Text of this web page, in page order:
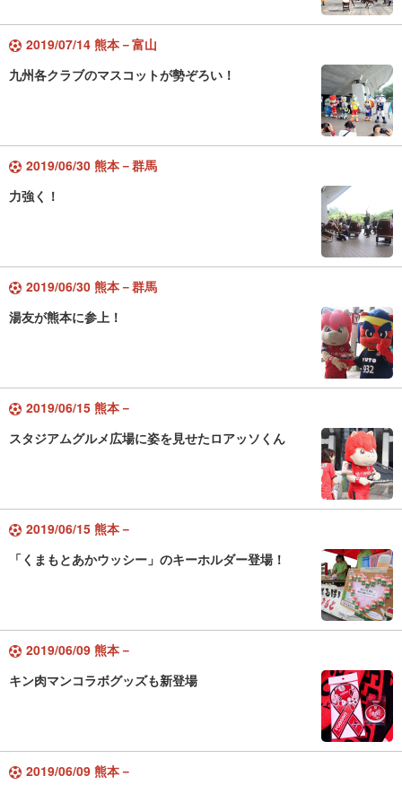
2019/07/14 熊本－富山
九州各クラブのマスコットが勢ぞろい！
2019/06/30 熊本－群馬
力強く！
2019/06/30 熊本－群馬
湯友が熊本に参上！
2019/06/15 熊本－
スタジアムグルメ広場に姿を見せたロアッソくん
2019/06/15 熊本－
「くまもとあかウッシー」のキーホルダー登場！
2019/06/09 熊本－
キン肉マンコラボグッズも新登場
2019/06/09 熊本－